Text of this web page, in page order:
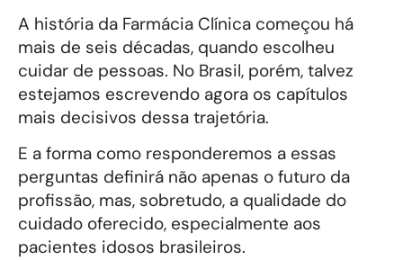
A história da Farmácia Clínica começou há
mais de seis décadas, quando escolheu
cuidar de pessoas. No Brasil, porém, talvez
estejamos escrevendo agora os capítulos
mais decisivos dessa trajetória.
E a forma como responderemos a essas
perguntas definirá não apenas o futuro da
profissão, mas, sobretudo, a qualidade do
cuidado oferecido, especialmente aos
pacientes idosos brasileiros.